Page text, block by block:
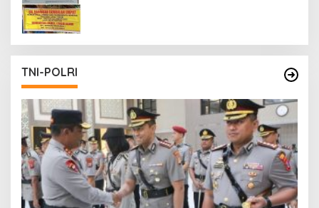
TNI-POLRI